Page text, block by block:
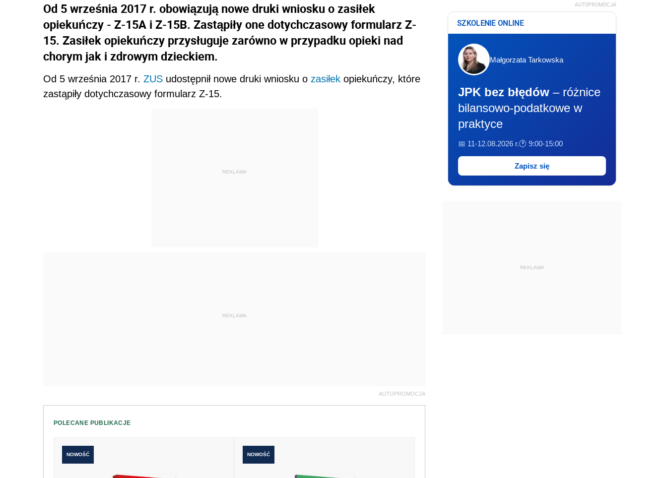
Od 5 września 2017 r. obowiązują nowe druki wniosku o zasiłek
opiekuńczy - Z-15A i Z-15B. Zastąpiły one dotychczasowy formularz Z-
15. Zasiłek opiekuńczy przysługuje zarówno w przypadku opieki nad
chorym jak i zdrowym dzieckiem.
Od 5 września 2017 r. ZUS udostępnił nowe druki wniosku o zasiłek opiekuńczy, które
zastąpiły dotychczasowy formularz Z-15.
REKLAMA
REKLAMA
AUTOPROMOCJA
POLECANE PUBLIKACJE
NOWOŚĆ NOWOŚĆ
AUTOPROMOCJA
SZKOLENIE ONLINE
Małgorzata Tarkowska
JPK bez błędów – różnice
bilansowo-podatkowe w
praktyce
📅 11-12.08.2026 r.🕐 9:00-15:00
Zapisz się
REKLAMA